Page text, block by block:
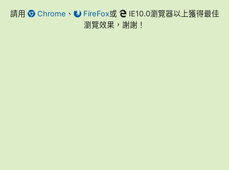
請用 Chrome 、 FireFox或
IE10.0瀏覽器以上獲得最佳
瀏覽效果，謝謝！